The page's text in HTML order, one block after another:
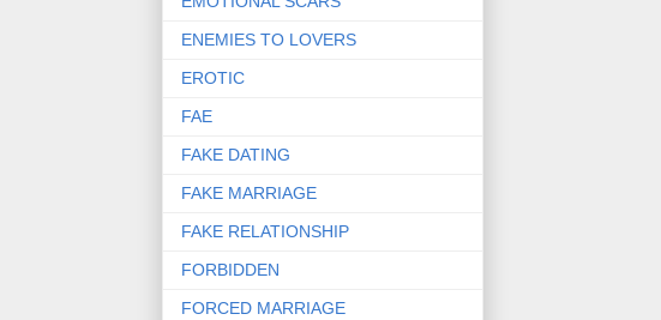
ENEMIES TO LOVERS
EROTIC
FAE
FAKE DATING
FAKE MARRIAGE
FAKE RELATIONSHIP
FORBIDDEN
FORCED MARRIAGE